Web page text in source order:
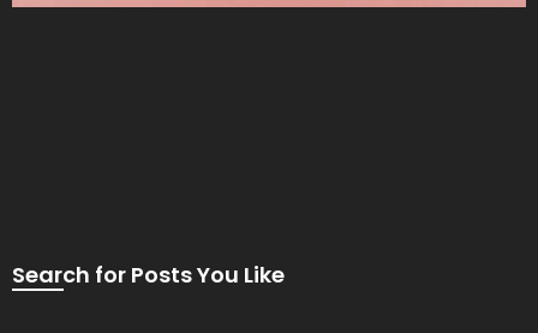
Search for Posts You Like